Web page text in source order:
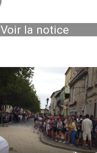
Voir la notice